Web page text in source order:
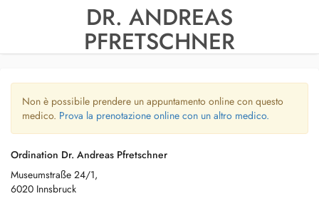
DR. ANDREAS
PFRETSCHNER
Non è possibile prendere un appuntamento online con questo
medico. Prova la prenotazione online con un altro medico.
Ordination Dr. Andreas Pfretschner
Museumstraße 24/1,
6020 Innsbruck